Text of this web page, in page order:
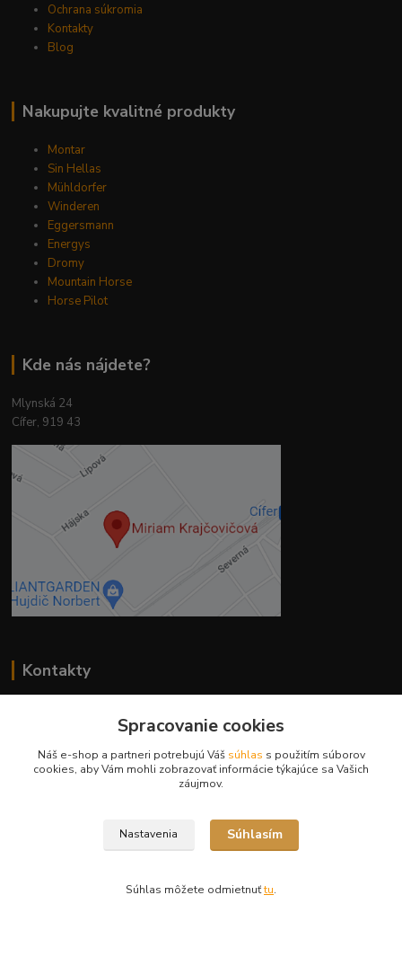
Ochrana súkromia
Kontakty
Blog
Nakupujte kvalitné produkty
Montar
Sin Hellas
Mühldorfer
Winderen
Eggersmann
Energys
Dromy
Mountain Horse
Horse Pilot
Kde nás nájdete?
Mlynská 24
Cífer, 919 43
Kontakty
Ing. Miriam Botíková
Spracovanie cookies
Náš e-shop a partneri potrebujú Váš súhlas s použitím súborov
cookies, aby Vám mohli zobrazovať informácie týkajúce sa Vašich
záujmov.
Nastavenia Súhlasím
Súhlas môžete odmietnuťtu.